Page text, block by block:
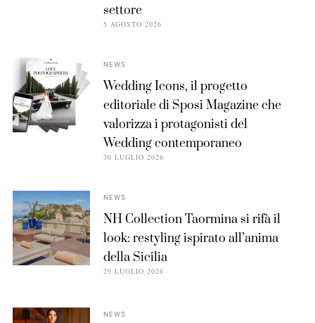
settore
5 AGOSTO 2026
NEWS
Wedding Icons, il progetto
editoriale di Sposi Magazine che
valorizza i protagonisti del
Wedding contemporaneo
30 LUGLIO 2026
NEWS
NH Collection Taormina si rifà il
look: restyling ispirato all’anima
della Sicilia
29 LUGLIO 2026
NEWS